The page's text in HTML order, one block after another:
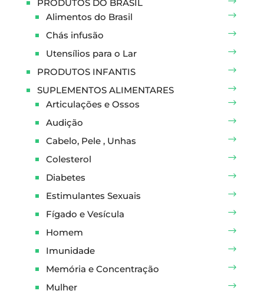
PRODUTOS DO BRASIL
Alimentos do Brasil
Chás infusão
Utensílios para o Lar
PRODUTOS INFANTIS
SUPLEMENTOS ALIMENTARES
Articulações e Ossos
Audição
Cabelo, Pele , Unhas
Colesterol
Diabetes
Estimulantes Sexuais
Fígado e Vesícula
Homem
Imunidade
Memória e Concentração
Mulher